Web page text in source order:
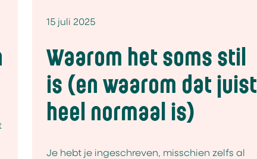
15 juli 2025
Waarom het soms stil
is (en waarom dat juist
heel normaal is)
Je hebt je ingeschreven, misschien zelfs al